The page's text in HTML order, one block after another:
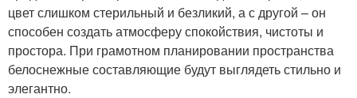
цвет слишком стерильный и безликий, а с другой – он
способен создать атмосферу спокойствия, чистоты и
простора. При грамотном планировании пространства
белоснежные составляющие будут выглядеть стильно и
элегантно.